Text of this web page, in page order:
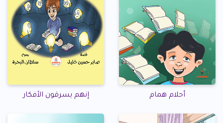
أحلام همام إنهم يسرقون الأفكار